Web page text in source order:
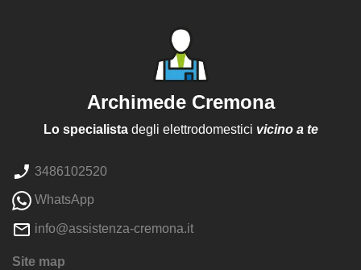
Archimede Cremona
Lo specialistadegli elettrodomestici vicino a te
3486102520
WhatsApp
info@assistenza-cremona.it
Site map